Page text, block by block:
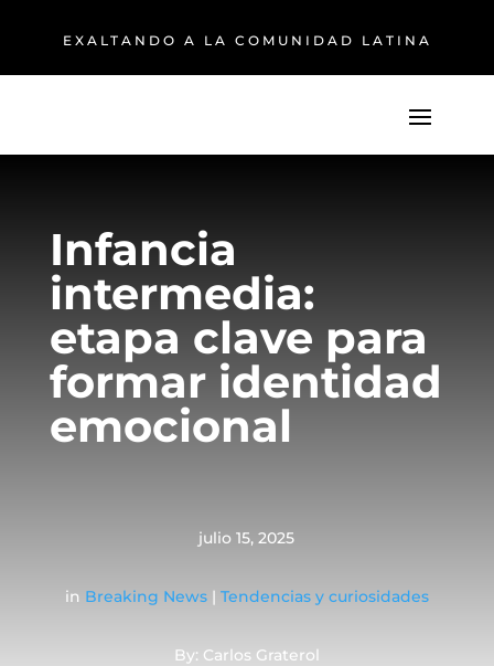
EXALTANDO A LA COMUNIDAD LATINA
Infancia
intermedia:
etapa clave para
formar identidad
emocional
julio 15, 2025
in Breaking News| Tendencias y curiosidades
By: Carlos Graterol